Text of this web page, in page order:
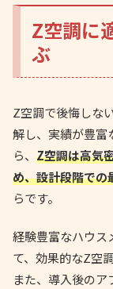
Z空調に
ぶ
Z空調で後悔しな
解し、実績が豊富
ら、 Z空調は高気
め、設計段階での
らです。
経験豊富なハウス
て、効果的なZ空
また、導入後の